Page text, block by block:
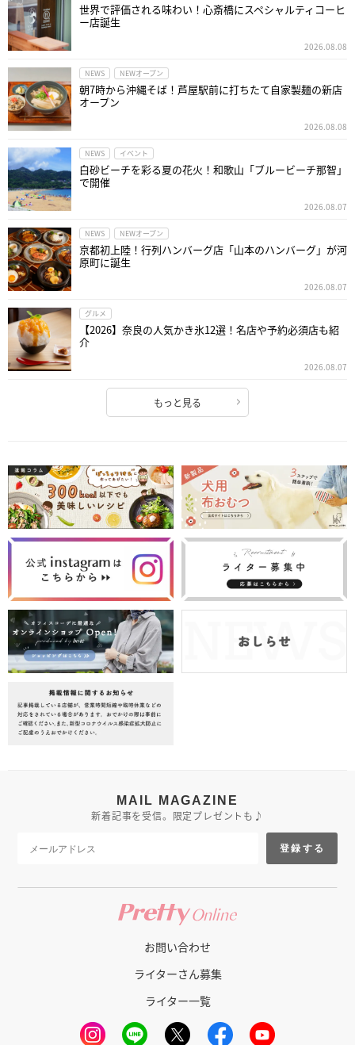
世界で評価される味わい！心斎橋にスペシャルティコーヒ
ー店誕生
2026.08.08
NEWS NEWオープン
朝7時から沖縄そば！芦屋駅前に打ちたて自家製麺の新店
オープン
2026.08.08
NEWS イベント
白砂ビーチを彩る夏の花火！和歌山「ブルービーチ那智」
で開催
2026.08.07
NEWS NEWオープン
京都初上陸！行列ハンバーグ店「山本のハンバーグ」が河
原町に誕生
2026.08.07
グルメ
【2026】奈良の人気かき氷12選！名店や予約必須店も紹
介
2026.08.07
もっと見る
MAIL MAGAZINE
新着記事を受信。限定プレゼントも♪
登録する
お問い合わせ
ライターさん募集
ライター一覧